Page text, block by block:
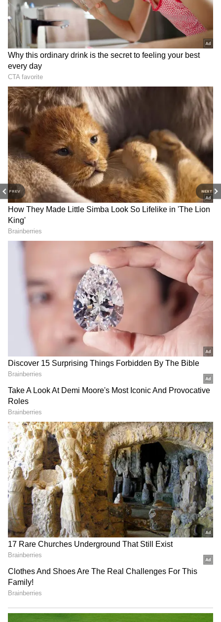
PREV NEXT
DOWNLOAD APP
RECOMMENDED STORIES
Tirumala : ఒకేరోజు రెండుసార్లు
తిరుమల శ్రీవారిని
దర్శించుకోవచ్చు? ఎలాగో
Heavy Rain Alert :
బంగాళాఖాతంలో అల్పపీడనం..
చీరాల పర్యటన లో స్వయంగా
చీరను నేసిన సీఎం చంద్రబాబు |
CM Chandrababu Chirala
tour | Asianet Telugu
భువనేశ్వరికోసం చేత్తో నేసిన చీర
కొన్న సీఎం చంద్రబాబు| CM
Chandrababu Visit Chirala
Handloom Workshop
LATEST VIDEOS
గుజరాత్‌లో వింత ఘటన అలల్లా ఎగసి
పడుతున్న బావి నీళ్లు | Virparada village |
Gujarat mysterious well
బంగాళాఖాతంలో అల్పపీడనం...ఇక ఏపీలో
దంచుడే | Asianet News Telugu